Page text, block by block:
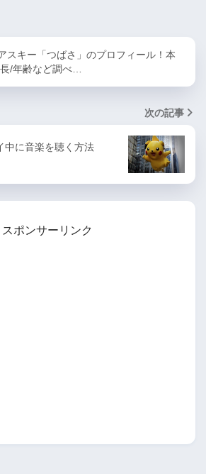
スキー「つばさ」のプロフィール！本
/年齢など調べ…
次の記事
中に音楽を聴く方法
スポンサーリンク